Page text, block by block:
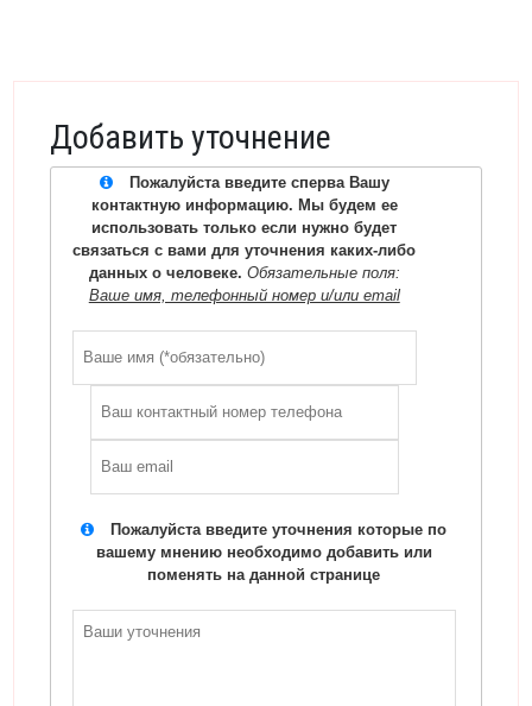
Добавить уточнение
Пожалуйста введите сперва Вашу
контактную информацию. Мы будем ее
использовать только если нужно будет
связаться с вами для уточнения каких-либо
данных о человеке. Обязательные поля:
Ваше имя, телефонный номер и/или email
Пожалуйста введите уточнения которые по
вашему мнению необходимо добавить или
поменять на данной странице